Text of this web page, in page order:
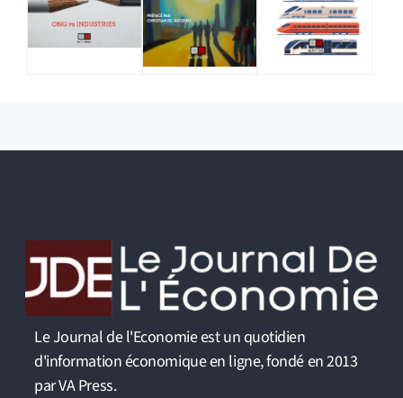
Le Journal de l'Economie est un quotidien
d'information économique en ligne, fondé en 2013
par VA Press.